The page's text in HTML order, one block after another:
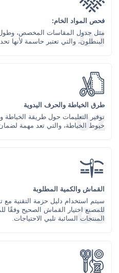
فحص المواد الخام:
مثل جدول المقاسات المخصص، وطول
البنطلون، والتي تعتبر حاسمة لأنها
طرق الخياطة والحرف اليدوية
توفير التعليمات حول طريقة الخياطة
خيوط الخياطة، والتي تعد مهمة
القماش والكمية المطلوبة
سيتم استخدام دليل حزمة التقنية
للمصنع اختيار القماش الصحيح وفقًا
المنتجات السائبة تلبي الاحتياجات.